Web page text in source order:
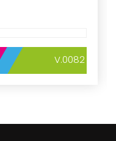
V.0082